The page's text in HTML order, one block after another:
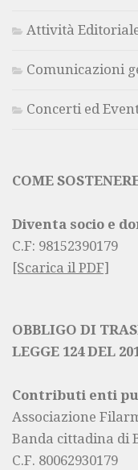
Attività
Comunicazioni
Concerti ed
COME
Diventa socio e
C.F: 98152390179
[Scarica il PDF]
OBBLIGO DI
LEGGE 124 DEL
Contributi enti
Associazione
Banda cittadina di
C.F. 80062930179